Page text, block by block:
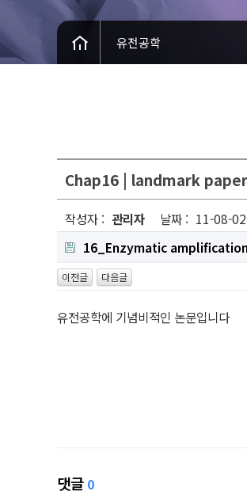
유전공학
Chap16 | landmark
작성자 : 관리자 날짜 : 11-08-
16_Enzymatic
이전글 다음글
유전공학에 기념비적인 논문입니다
댓글 0